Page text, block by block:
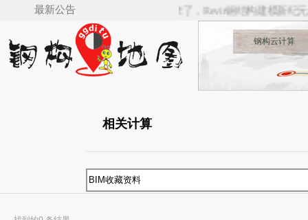
最新公告 for Revit（v5.0）来了，Revit钢结构建模新纪元
钢构云计算
相关计算